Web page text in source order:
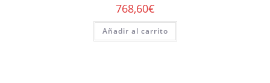
768,60€
Añadir al carrito